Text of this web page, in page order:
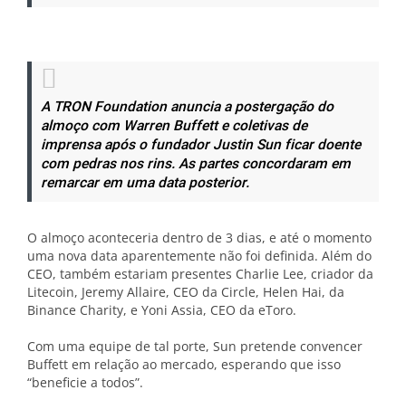
A TRON Foundation anuncia a postergação do
almoço com Warren Buffett e coletivas de
imprensa após o fundador Justin Sun ficar doente
com pedras nos rins. As partes concordaram em
remarcar em uma data posterior.
O almoço aconteceria dentro de 3 dias, e até o momento
uma nova data aparentemente não foi definida. Além do
CEO, também estariam presentes Charlie Lee, criador da
Litecoin, Jeremy Allaire, CEO da Circle, Helen Hai, da
Binance Charity, e Yoni Assia, CEO da eToro.
Com uma equipe de tal porte, Sun pretende convencer
Buffett em relação ao mercado, esperando que isso
“beneficie a todos”.